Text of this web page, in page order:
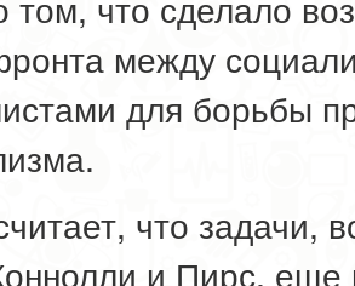
между
для борьбы
что задачи,
и Пирс,